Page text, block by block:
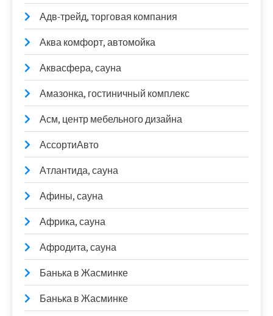
Адв-трейд, торговая компания
Аква комфорт, автомойка
Аквасфера, сауна
Амазонка, гостиничный комплекс
Асм, центр мебельного дизайна
АссортиАвто
Атлантида, сауна
Афины, сауна
Африка, сауна
Афродита, сауна
Банька в Жасминке
Банька в Жасминке